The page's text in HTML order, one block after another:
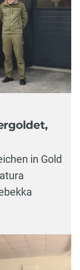
in Gold